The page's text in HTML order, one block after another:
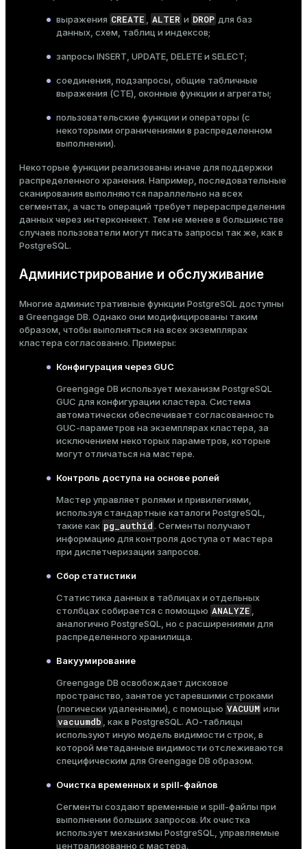
выражения CREATE , ALTER и DROP для баз
данных, схем, таблиц и индексов;
запросы INSERT, UPDATE, DELETEи SELECT;
соединения, подзапросы, общие табличные
выражения (CTE), оконные функции и агрегаты;
пользовательские функции и операторы (с
некоторыми ограничениями в распределенном
выполнении).
Некоторые функции реализованы иначе для поддержки
распределенного хранения. Например, последовательные
сканирования выполняются параллельно на всех
сегментах, а часть операций требует перераспределения
данных через интерконнект. Тем не менее в большинстве
случаев пользователи могут писать запросы так же, как в
PostgreSQL.
Администрирование и обслуживание
Многие административные функции PostgreSQL доступны
в Greengage DB. Однако они модифицированы таким
образом, чтобы выполняться на всех экземплярах
кластера согласованно. Примеры:
Конфигурация через GUC
Greengage DB использует механизм PostgreSQL
GUC для конфигурации кластера. Система
автоматически обеспечивает согласованность
GUC-параметров на экземплярах кластера, за
исключением некоторых параметров, которые
могут отличаться на мастере.
Контроль доступа на основе ролей
Мастер управляет ролями и привилегиями,
используя стандартные каталоги PostgreSQL,
такие как pg_authid. Сегменты получают
информацию для контроля доступа от мастера
при диспетчеризации запросов.
Сбор статистики
Статистика данных в таблицах и отдельных
столбцах собирается с помощью ANALYZE ,
аналогично PostgreSQL, но с расширениями для
распределенного хранилища.
Вакуумирование
Greengage DB освобождает дисковое
пространство, занятое устаревшими строками
(логически удаленными), с помощью VACUUM или
vacuumdb , как в PostgreSQL. АО-таблицы
используют иную модель видимости строк, в
которой метаданные видимости отслеживаются
специфическим для Greengage DB образом.
Очистка временных и spill-файлов
Сегменты создают временные и spill-файлы при
выполнении больших запросов. Их очистка
использует механизмы PostgreSQL, управляемые
централизованно с мастера.